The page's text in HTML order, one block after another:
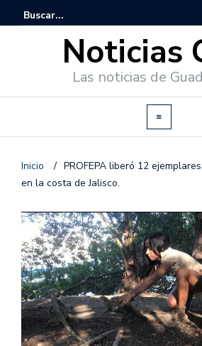
Noticias
Las noticias de
Inicio / PROFEPA liberó 12
en la costa de Jalisco.